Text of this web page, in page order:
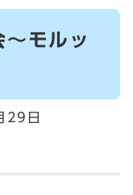
～モルッ
29日